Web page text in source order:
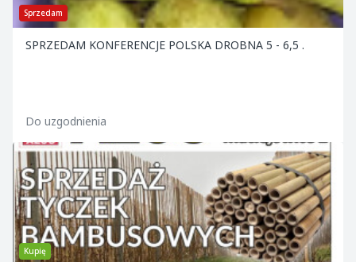
Sprzedam
SPRZEDAM KONFERENCJE POLSKA DROBNA 5 - 6,5 .
Do uzgodnienia
Kupię